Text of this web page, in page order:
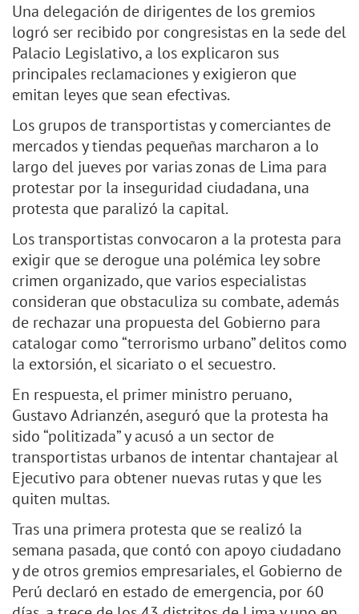
Una delegación de dirigentes de los gremios
logró ser recibido por congresistas en la sede del
Palacio Legislativo, a los explicaron sus
principales reclamaciones y exigieron que
emitan leyes que sean efectivas.
Los grupos de transportistas y comerciantes de
mercados y tiendas pequeñas marcharon a lo
largo del jueves por varias zonas de Lima para
protestar por la inseguridad ciudadana, una
protesta que paralizó la capital.
Los transportistas convocaron a la protesta para
exigir que se derogue una polémica ley sobre
crimen organizado, que varios especialistas
consideran que obstaculiza su combate, además
de rechazar una propuesta del Gobierno para
catalogar como “terrorismo urbano” delitos como
la extorsión, el sicariato o el secuestro.
En respuesta, el primer ministro peruano,
Gustavo Adrianzén, aseguró que la protesta ha
sido “politizada” y acusó a un sector de
transportistas urbanos de intentar chantajear al
Ejecutivo para obtener nuevas rutas y que les
quiten multas.
Tras una primera protesta que se realizó la
semana pasada, que contó con apoyo ciudadano
y de otros gremios empresariales, el Gobierno de
Perú declaró en estado de emergencia, por 60